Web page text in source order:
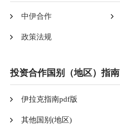
中伊合作
政策法规
投资合作国别（地区）指南
伊拉克指南pdf版
其他国别(地区)